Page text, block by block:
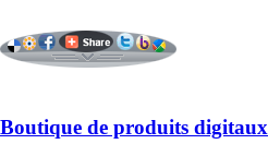
Boutique de produits digitaux